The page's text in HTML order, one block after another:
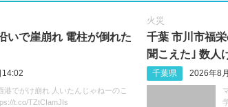
いで崖崩れ 電柱が倒れた
港でがけ崩れ 人いたんじゃねーのこ
t.co/TZtCIamJIs
火災
千葉 市川市福
聞こえた｣ 数人
千葉県 2026年8